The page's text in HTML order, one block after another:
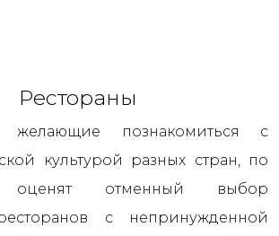
Рестораны
желающие познакомиться с
культурой разных стран, по
оценят отменный выбор
с непринужденной